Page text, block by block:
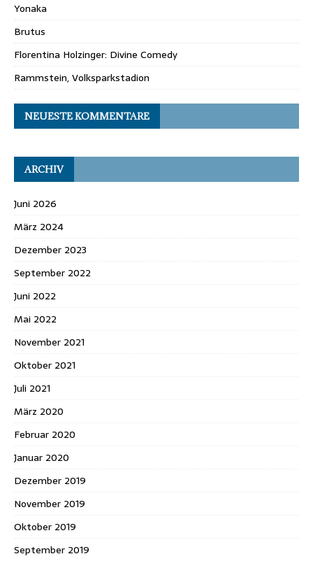
Yonaka
Brutus
Florentina Holzinger: Divine Comedy
Rammstein, Volksparkstadion
NEUESTE KOMMENTARE
ARCHIV
Juni 2026
März 2024
Dezember 2023
September 2022
Juni 2022
Mai 2022
November 2021
Oktober 2021
Juli 2021
März 2020
Februar 2020
Januar 2020
Dezember 2019
November 2019
Oktober 2019
September 2019